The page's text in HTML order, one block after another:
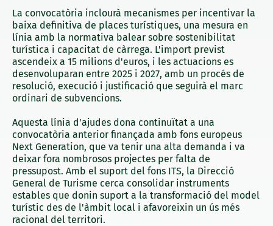
La convocatòria inclourà mecanismes per incentivar la
baixa definitiva de places turístiques, una mesura en
línia amb la normativa balear sobre sostenibilitat
turística i capacitat de càrrega. L'import previst
ascendeix a 15 milions d'euros, i les actuacions es
desenvoluparan entre 2025 i 2027, amb un procés de
resolució, execució i justificació que seguirà el marc
ordinari de subvencions.
Aquesta línia d'ajudes dona continuïtat a una
convocatòria anterior finançada amb fons europeus
Next Generation, que va tenir una alta demanda i va
deixar fora nombrosos projectes per falta de
pressupost. Amb el suport del fons ITS, la Direcció
General de Turisme cerca consolidar instruments
estables que donin suport a la transformació del model
turístic des de l'àmbit local i afavoreixin un ús més
racional del territori.